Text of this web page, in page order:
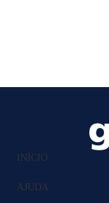
INÍCIO
AJUDA